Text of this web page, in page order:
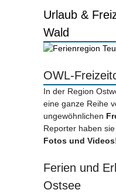
Urlaub &
Wald
OWL-
In der Region
eine ganze Reihe
ungewöhnlichen
Reporter haben
Fotos und
Ferien und
Ostsee